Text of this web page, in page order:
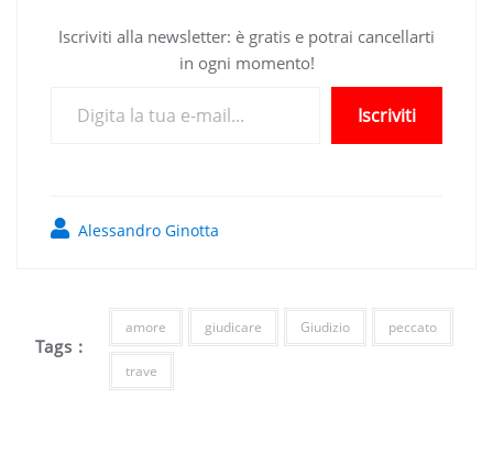
Iscriviti alla newsletter: è gratis e potrai cancellarti
in ogni momento!
Iscriviti
Alessandro Ginotta
Tags :
amore giudicare Giudizio peccato
trave